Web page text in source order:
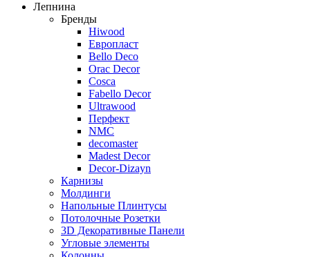
Лепнина
Бренды
Hiwood
Европласт
Bello Deco
Orac Decor
Cosca
Fabello Decor
Ultrawood
Перфект
NMC
decomaster
Madest Decor
Decor-Dizayn
Карнизы
Молдинги
Напольные Плинтусы
Потолочные Розетки
3D Декоративные Панели
Угловые элементы